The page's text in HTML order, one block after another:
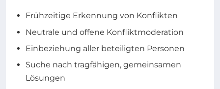
Frühzeitige Erkennung von Konflikten
Neutrale und offene Konfliktmoderation
Einbeziehung aller beteiligten Personen
Suche nach tragfähigen, gemeinsamen
Lösungen